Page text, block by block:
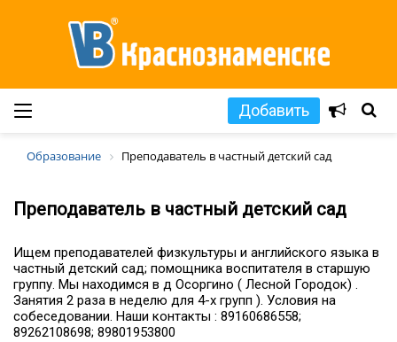
Добавить
Образование Преподаватель в частный детский сад
Преподаватель в частный детский сад
Ищем преподавателей физкультуры и английского языка в
частный детский сад; помощника воспитателя в старшую
группу. Мы находимся в д Осоргино ( Лесной Городок) .
Занятия 2 раза в неделю для 4-х групп ). Условия на
собеседовании. Наши контакты : 89160686558;
89262108698; 89801953800